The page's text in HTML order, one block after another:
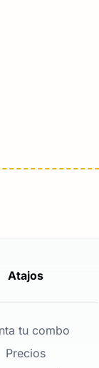
Atajos
tu combo
Precios